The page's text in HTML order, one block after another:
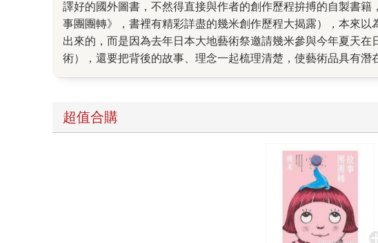
譯好的國外圖書，不然得直接與作者的創作歷程拚搏的自製書
事團團轉》，書裡有精彩詳盡的幾米創作歷程大揭露），本來
出來的，而是因為去年日本大地藝術祭邀請幾米參與今年夏天
術），還要把背後的故事、理念一起梳理清楚，使藝術品具有
文結合之下變得好美，且充滿韻律感，繪本裡的圖像與文字音
的經驗應該也是難以捉摸但最後變成美妙成果的例子。在很壓
超值合購